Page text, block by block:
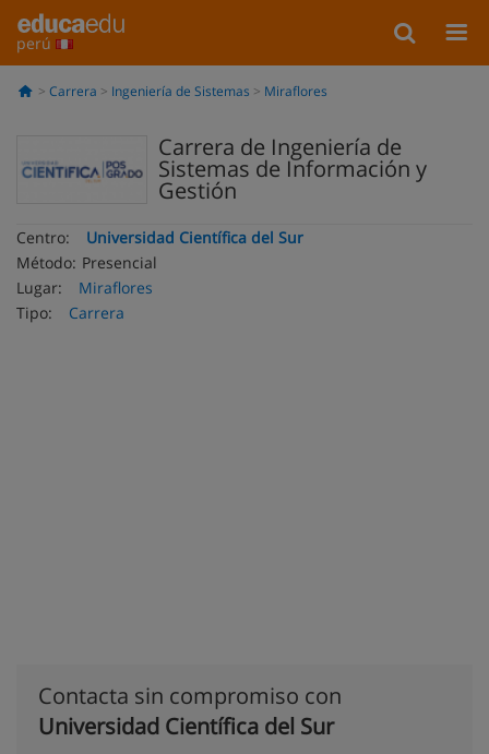
perú
Carrera Ingeniería de Sistemas Miraflores
Carrera de Ingeniería de
Sistemas de Información y
Gestión
Centro:
Universidad Científica del Sur
Método: Presencial
Lugar:
Miraflores
Tipo:
Carrera
Contacta sin compromiso con
Universidad Científica del Sur